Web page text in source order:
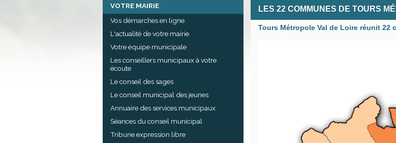
VOTRE MAIRIE
Vos démarches en ligne
L'actualité de votre mairie
Votre équipe municipale
Les conseillers municipaux à votre
écoute
Le conseil des sages
Le conseil municipal des jeunes
Annuaire des services municipaux
Séances du conseil municipal
Tribune expression libre
LES 22 COMMUNES DE TOURS
Tours Métropole Val de Loire réunit 22